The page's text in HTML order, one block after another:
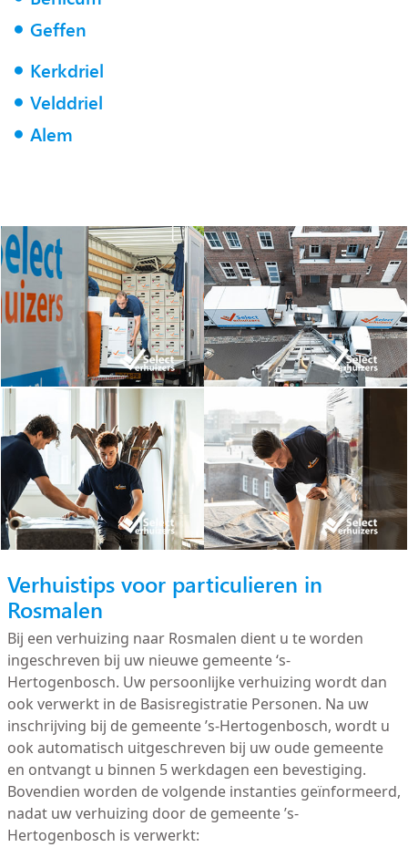
Geffen
Kerkdriel
Velddriel
Alem
Verhuistips voor particulieren in
Rosmalen
Bij een verhuizing naar Rosmalen dient u te worden
ingeschreven bij uw nieuwe gemeente ‘s-
Hertogenbosch. Uw persoonlijke verhuizing wordt dan
ook verwerkt in de Basisregistratie Personen. Na uw
inschrijving bij de gemeente ’s-Hertogenbosch, wordt u
ook automatisch uitgeschreven bij uw oude gemeente
en ontvangt u binnen 5 werkdagen een bevestiging.
Bovendien worden de volgende instanties geïnformeerd,
nadat uw verhuizing door de gemeente ’s-
Hertogenbosch is verwerkt: